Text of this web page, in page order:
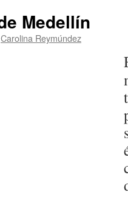
Medellín
Carolina Reymúndez